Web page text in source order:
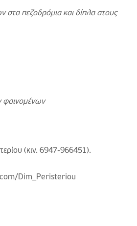
στα πεζοδρόμια και δίπλα στους
φαινομένων
(κιν. 6947-966451).
Dim_Peristeriou